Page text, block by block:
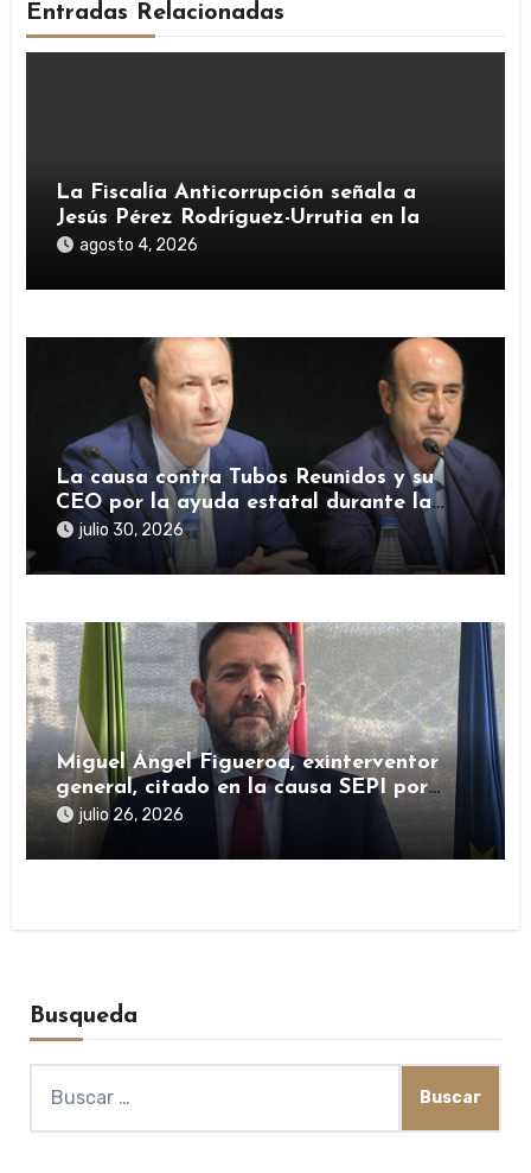
Entradas Relacionadas
La Fiscalía Anticorrupción señala a
Jesús Pérez Rodríguez-Urrutia en la
investigación del rescate de Tubos
agosto 4, 2026
La causa contra Tubos Reunidos y su
CEO por la ayuda estatal durante la
pandemia sigue abierta
julio 30, 2026
Miguel Ángel Figueroa, exinterventor
general, citado en la causa SEPI por
presuntas irregularidades en ayudas
julio 26, 2026
Busqueda